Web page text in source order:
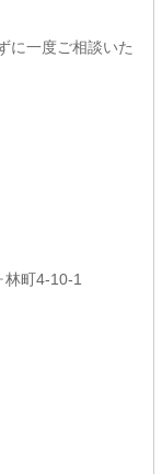
に一度ご相談いた
町4-10-1